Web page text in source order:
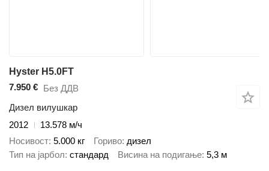
Hyster H5.0FT
7.950 € Без ДДВ
Дизел вилушкар
2012
13.578 м/ч
Носивост 5.000 кг Гориво дизел
Тип на јарбол стандард Висина на подигање 5,3 м